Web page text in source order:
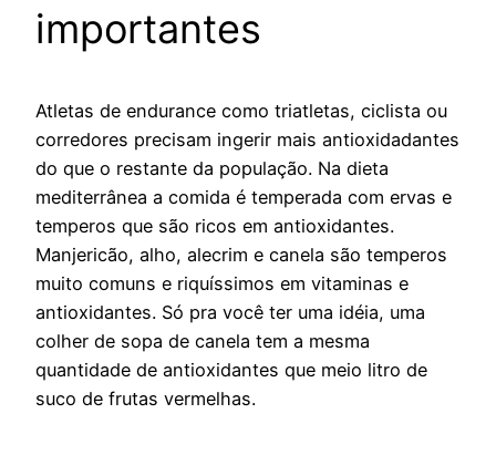
importantes
Atletas de endurance como triatletas, ciclista ou
corredores precisam ingerir mais antioxidadantes
do que o restante da população. Na dieta
mediterrânea a comida é temperada com ervas e
temperos que são ricos em antioxidantes.
Manjericão, alho, alecrim e canela são temperos
muito comuns e riquíssimos em vitaminas e
antioxidantes. Só pra você ter uma idéia, uma
colher de sopa de canela tem a mesma
quantidade de antioxidantes que meio litro de
suco de frutas vermelhas.